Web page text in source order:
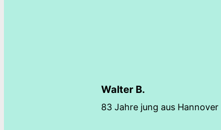
Walter B.
83 Jahre jung aus Hannover